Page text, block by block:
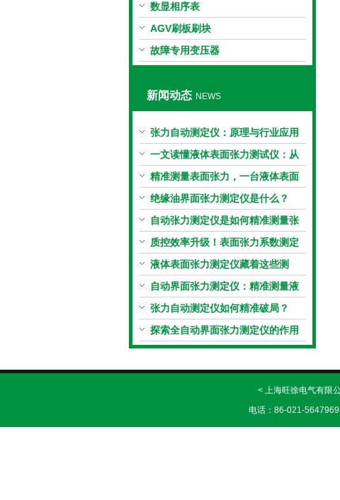
数显相序表
AGV刷板刷块
故障专用变压器
新闻动态 NEWS
张力自动测定仪：原理与行业应用
解析
一文读懂液体表面张力测试仪：从
原理到应用全掌握
精准测量表面张力，一台液体表面
张力系数测量仪就够了
绝缘油界面张力测定仪是什么？
自动张力测定仪是如何精准测量张
力的？
质控效率升级！表面张力系数测定
仪真香警告
液体表面张力测定仪藏着这些测
定“小窍门”
自动界面张力测定仪：精准测量液
体界面张力的关键设备
张力自动测定仪如何精准破局？
探索全自动界面张力测定仪的作用
< 上海旺徐电气有限
电话：86-021-